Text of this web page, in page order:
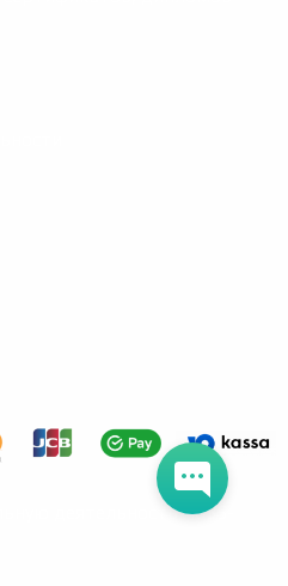
деятельность Л035-